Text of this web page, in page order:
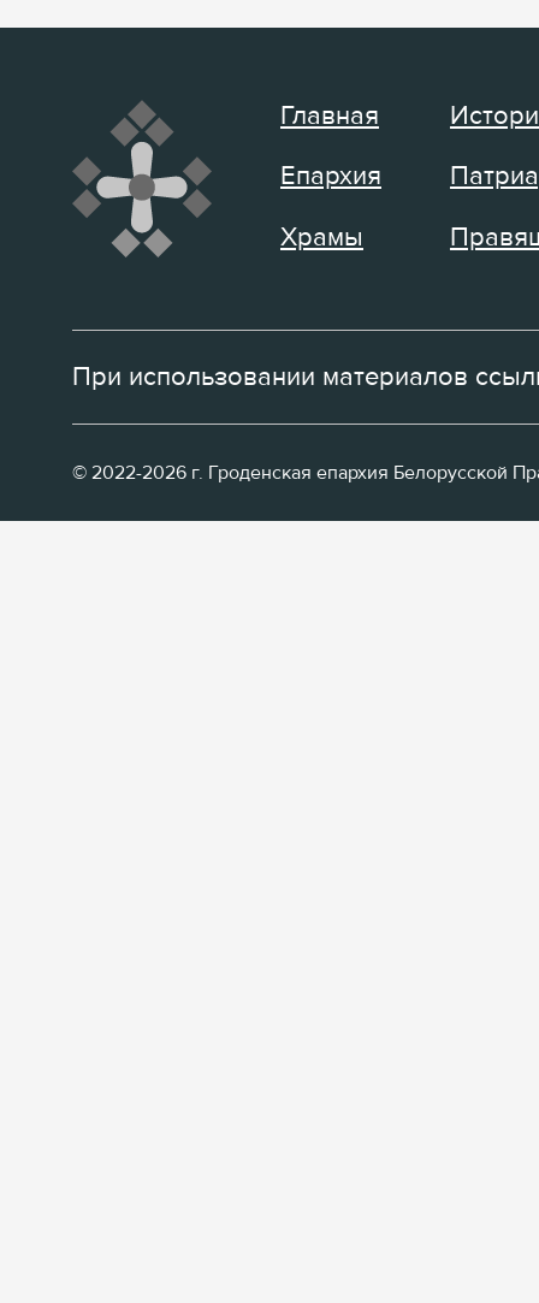
Главная
Епархия
Храмы
При использовании материалов
© 2022-2026 г. Гроденская епархия Белорусской